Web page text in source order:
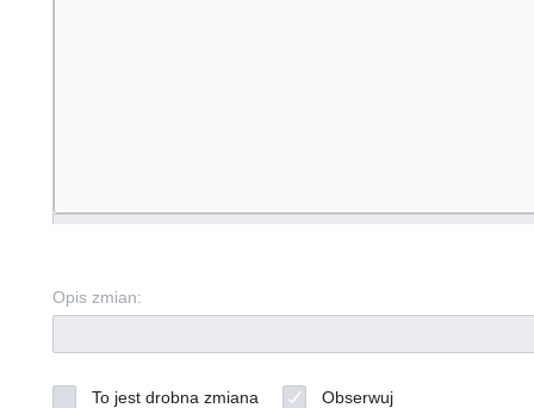
Opis zmian:
To jest drobna zmiana Obserwuj